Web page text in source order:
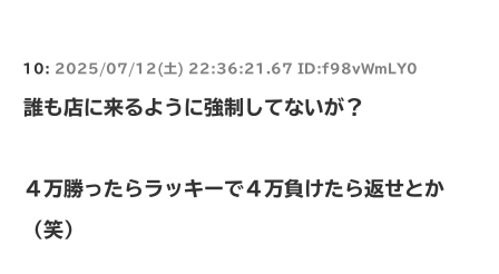
10: 2025/07/12(土) 22:36:21.67 ID:f98vWmLY0
誰も店に来るように強制してないが？
４万勝ったらラッキーで４万負けたら返せとか
（笑）